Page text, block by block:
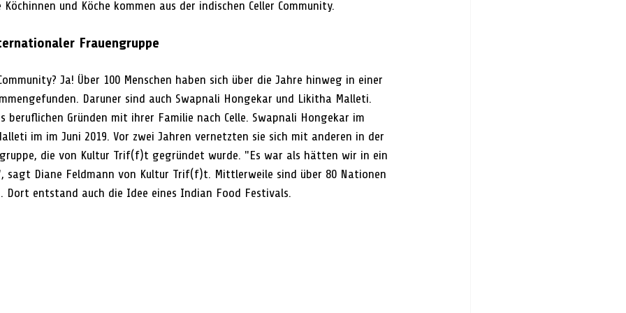
und Köche kommen aus der indischen Celler Community.
Frauengruppe
Ja! Über 100 Menschen haben sich über die Jahre hinweg in einer
Daruner sind auch Swapnali Hongekar und Likitha Malleti.
beruflichen Gründen mit ihrer Familie nach Celle. Swapnali Hongekar im
im im Juni 2019. Vor zwei Jahren vernetzten sie sich mit anderen in der
die von Kultur Trif(f)t gegründet wurde. "Es war als hätten wir in ein
sagt Diane Feldmann von Kultur Trif(f)t. Mittlerweile sind über 80 Nationen
Dort entstand auch die Idee eines Indian Food Festivals.